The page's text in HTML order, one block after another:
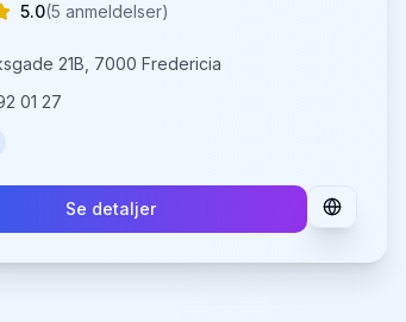
5.0(5 anmeldelser)
21B, 7000 Fredericia
01 27
Se detaljer